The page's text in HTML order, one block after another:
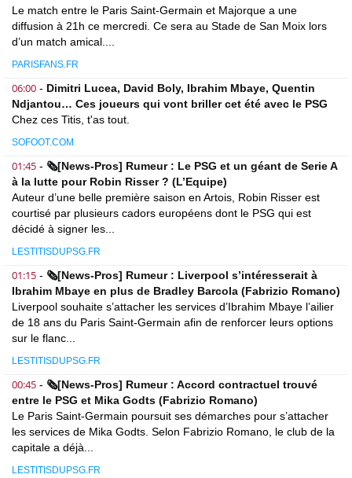
Le match entre le Paris Saint-Germain et Majorque a une
diffusion à 21h ce mercredi. Ce sera au Stade de San Moix lors
d’un match amical....
PARISFANS.FR
06:00 - Dimitri Lucea, David Boly, Ibrahim Mbaye, Quentin
Ndjantou… Ces joueurs qui vont briller cet été avec le PSG
Chez ces Titis, t'as tout.
SOFOOT.COM
01:45 - 🗞️[News-Pros] Rumeur : Le PSG et un géant de Serie A
à la lutte pour Robin Risser ? (L’Equipe)
Auteur d’une belle première saison en Artois, Robin Risser est
courtisé par plusieurs cadors européens dont le PSG qui est
décidé à signer les...
LESTITISDUPSG.FR
01:15 - 🗞️[News-Pros] Rumeur : Liverpool s’intéresserait à
Ibrahim Mbaye en plus de Bradley Barcola (Fabrizio Romano)
Liverpool souhaite s’attacher les services d’Ibrahim Mbaye l’ailier
de 18 ans du Paris Saint-Germain afin de renforcer leurs options
sur le flanc...
LESTITISDUPSG.FR
00:45 - 🗞️[News-Pros] Rumeur : Accord contractuel trouvé
entre le PSG et Mika Godts (Fabrizio Romano)
Le Paris Saint-Germain poursuit ses démarches pour s’attacher
les services de Mika Godts. Selon Fabrizio Romano, le club de la
capitale a déjà...
LESTITISDUPSG.FR